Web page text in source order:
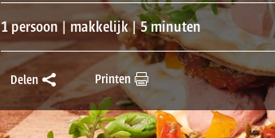
1 persoon | makkelijk | 5 minuten
Delen Printen